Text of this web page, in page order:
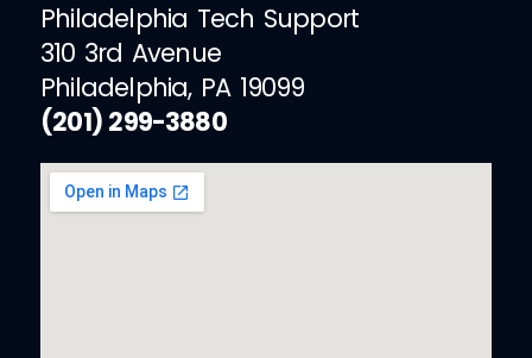
Philadelphia Tech Support
310 3rd Avenue
Philadelphia, PA 19099
(201) 299-3880